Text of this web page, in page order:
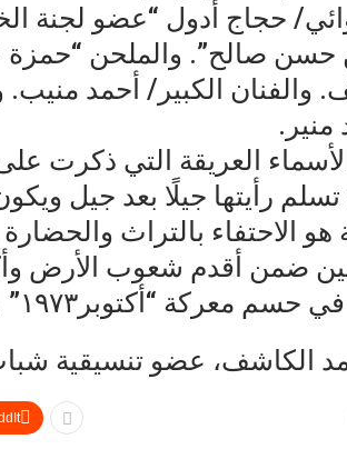
حجاج أُدول “عضو لجنة
حسن صالح”. والملحن “حمزة
والفنان الكبير/ أحمد منيب.
العريقة التي ذكرت
تسلم رأيتها جيلًا بعد جيل
هو الاحتفاء بالتراث
ضمن أقدم شعوب الأرض
معركة “أكتوبر١٩٧٣” لعدم معرفة العدو اللغة المستخدمة.
الكاشف، عضو تنسيقية